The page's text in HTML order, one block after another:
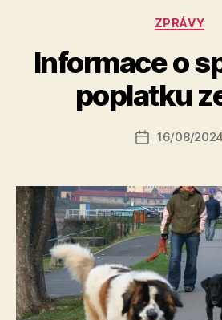
Rubriky
ZPRÁVY
Informace o
poplatku
Autor
u
o
a
s
o
Datum
16/08/2024